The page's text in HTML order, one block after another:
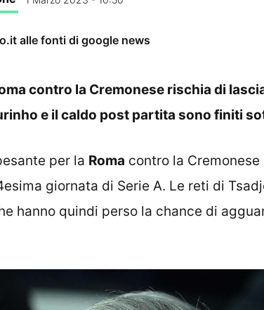
alle fonti di google news
contro la Cremonese rischia di
e il caldo post partita sono finiti
per la Roma contro la
giornata di Serie A. Le reti di
hanno quindi perso la chance di